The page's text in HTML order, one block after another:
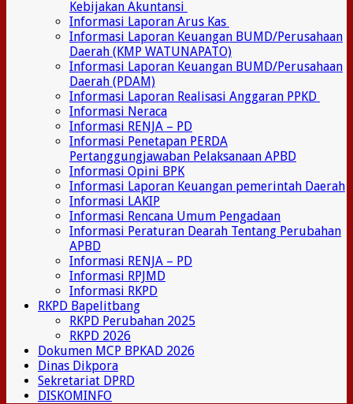
Kebijakan Akuntansi
Informasi Laporan Arus Kas
Informasi Laporan Keuangan BUMD/Perusahaan
Daerah (KMP WATUNAPATO)
Informasi Laporan Keuangan BUMD/Perusahaan
Daerah (PDAM)
Informasi Laporan Realisasi Anggaran PPKD
Informasi Neraca
Informasi RENJA – PD
Informasi Penetapan PERDA
Pertanggungjawaban Pelaksanaan APBD
Informasi Opini BPK
Informasi Laporan Keuangan pemerintah Daerah
Informasi LAKIP
Informasi Rencana Umum Pengadaan
Informasi Peraturan Dearah Tentang Perubahan
APBD
Informasi RENJA – PD
Informasi RPJMD
Informasi RKPD
RKPD Bapelitbang
RKPD Perubahan 2025
RKPD 2026
Dokumen MCP BPKAD 2026
Dinas Dikpora
Sekretariat DPRD
DISKOMINFO